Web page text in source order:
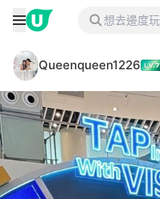
Queenqueen1226